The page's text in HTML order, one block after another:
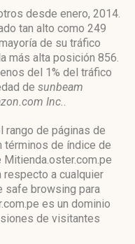
desde enero, 2014.
tan alto como 249
de su tráfico
más alta posición 856.
del 1% del tráfico
de sunbeam
Inc..
rango de páginas de
términos de índice de
Mitienda.oster.com.pe
respecto a cualquier
safe browsing para
es un dominio
de visitantes